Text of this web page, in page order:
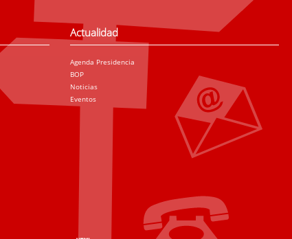
Actualidad
Agenda Presidencia
BOP
Noticias
Eventos